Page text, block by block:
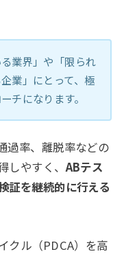
業界」や「限られ
業」にとって、極
チになります。
過率、離脱率などの
しやすく、ABテス
証を継続的に行える
クル（PDCA）を高